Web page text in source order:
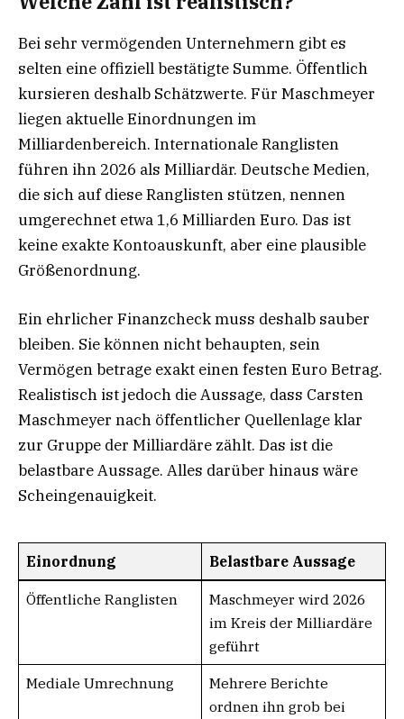
Bei sehr vermögenden Unternehmern gibt es
selten eine offiziell bestätigte Summe. Öffentlich
kursieren deshalb Schätzwerte. Für Maschmeyer
liegen aktuelle Einordnungen im
Milliardenbereich. Internationale Ranglisten
führen ihn 2026 als Milliardär. Deutsche Medien,
die sich auf diese Ranglisten stützen, nennen
umgerechnet etwa 1,6 Milliarden Euro. Das ist
keine exakte Kontoauskunft, aber eine plausible
Größenordnung.
Ein ehrlicher Finanzcheck muss deshalb sauber
bleiben. Sie können nicht behaupten, sein
Vermögen betrage exakt einen festen Euro Betrag.
Realistisch ist jedoch die Aussage, dass Carsten
Maschmeyer nach öffentlicher Quellenlage klar
zur Gruppe der Milliardäre zählt. Das ist die
belastbare Aussage. Alles darüber hinaus wäre
Scheingenauigkeit.
Einordnung Belastbare Aussage
Öffentliche Ranglisten
Maschmeyer wird 2026
im Kreis der Milliardäre
geführt
Mediale Umrechnung
Mehrere Berichte
ordnen ihn grob bei